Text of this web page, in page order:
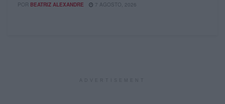
POR BEATRIZ ALEXANDRE 7 AGOSTO, 2026